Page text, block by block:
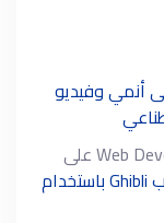
أنمي وفيديو
Webعلى
تحويل الصور إلى أنمي وفيديو بأسلوب Ghibli باستخدام